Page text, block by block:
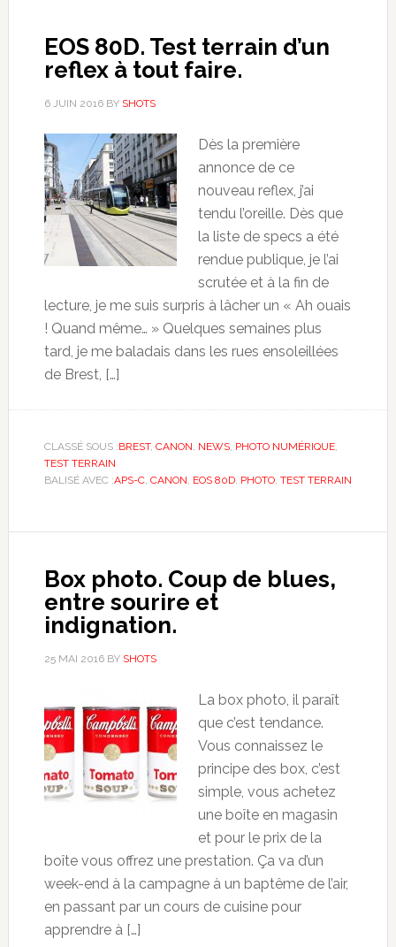
EOS 80D. Test terrain d’un
reflex à tout faire.
6 JUIN 2016BY SHOTS
Dès la première
annonce de ce
nouveau reflex, j’ai
tendu l’oreille. Dès que
la liste de specs a été
rendue publique, je l’ai
scrutée et à la fin de
lecture, je me suis surpris à lâcher un « Ah ouais
! Quand même… » Quelques semaines plus
tard, je me baladais dans les rues ensoleillées
de Brest, […]
CLASSÉ SOUS :BREST, CANON NEWS, PHOTO NUMÉRIQUE,
TEST TERRAIN
BALISÉ AVEC :APS-C, CANON EOS 80D, PHOTO, TEST TERRAIN
Box photo. Coup de blues,
entre sourire et
indignation.
25 MAI 2016BY SHOTS
La box photo, il paraît
que c’est tendance.
Vous connaissez le
principe des box, c’est
simple, vous achetez
une boîte en magasin
et pour le prix de la
boîte vous offrez une prestation. Ça va d’un
week-end à la campagne à un baptême de l’air,
en passant par un cours de cuisine pour
apprendre à […]